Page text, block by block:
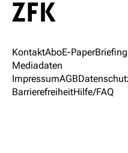
KontaktAboE-Paper
Mediadaten
ImpressumAGB
BarrierefreiheitHilfe/FAQ